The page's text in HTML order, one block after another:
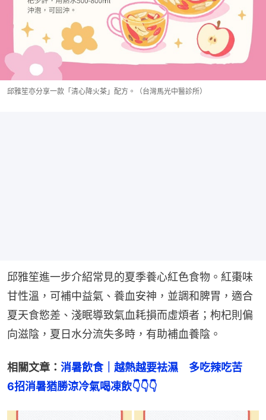
邱雅笙亦分享一款「清心降火茶」配方。（台灣馬光中醫診所）
邱雅笙進一步介紹常見的夏季養心紅色食物。紅棗味
甘性溫，可補中益氣、養血安神，並調和脾胃，適合
夏天食慾差、淺眠導致氣血耗損而虛煩者；枸杞則偏
向滋陰，夏日水分流失多時，有助補血養陰。
相關文章： 消暑飲食｜越熱越要袪濕　多吃辣吃苦
6招消暑猶勝涼冷氣喝凍飲👇👇👇